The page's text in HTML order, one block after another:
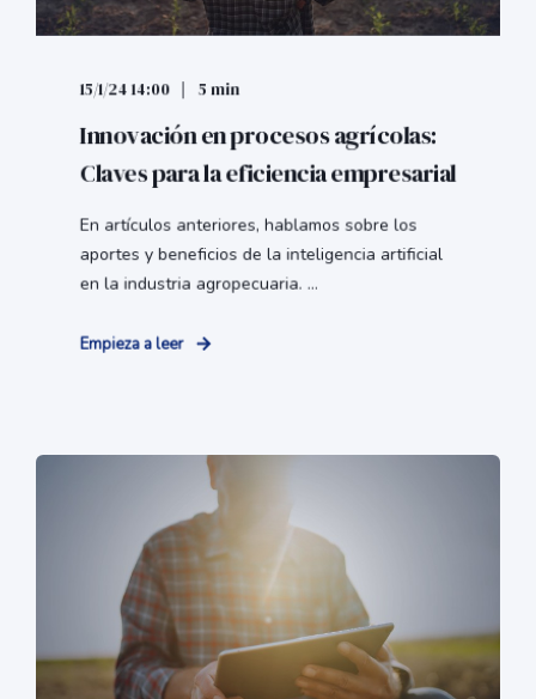
15/1/24 14:00 5 min
Innovación en procesos agrícolas:
Claves para la eficiencia empresarial
En artículos anteriores, hablamos sobre los
aportes y beneficios de la inteligencia artificial
en la industria agropecuaria. ...
Empieza a leer